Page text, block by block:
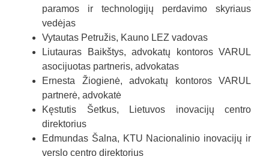
paramos ir technologijų perdavimo skyriaus
vedėjas
Vytautas Petružis, Kauno LEZ vadovas
Liutauras Baikštys, advokatų kontoros VARUL
asocijuotas partneris, advokatas
Ernesta Žiogienė, advokatų kontoros VARUL
partnerė, advokatė
Kęstutis Šetkus, Lietuvos inovacijų centro
direktorius
Edmundas Šalna, KTU Nacionalinio inovacijų ir
verslo centro direktorius